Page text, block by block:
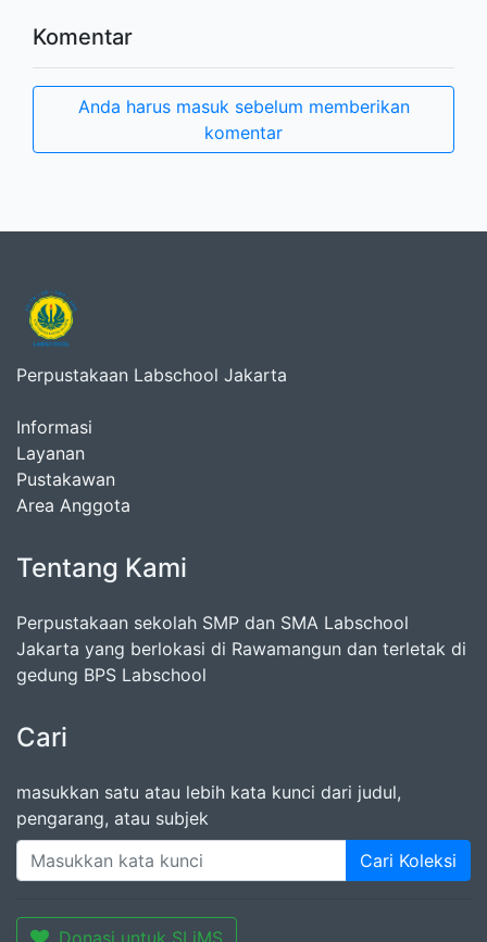
Komentar
Anda harus masuk sebelum memberikan
komentar
Perpustakaan Labschool Jakarta
Informasi
Layanan
Pustakawan
Area Anggota
Tentang Kami
Perpustakaan sekolah SMP dan SMA Labschool
Jakarta yang berlokasi di Rawamangun dan terletak di
gedung BPS Labschool
Cari
masukkan satu atau lebih kata kunci dari judul,
pengarang, atau subjek
Cari Koleksi
Donasi untuk SLiMS